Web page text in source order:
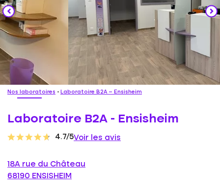
Nos laboratoires - Laboratoire B2A – Ensisheim
Laboratoire B2A - Ensisheim
4.7/5Voir les avis
18A rue du Château
68190 ENSISHEIM